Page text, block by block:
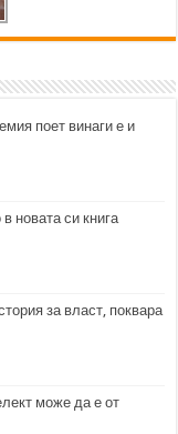
поет винаги е и
новата си книга
за власт, поквара
може да е от